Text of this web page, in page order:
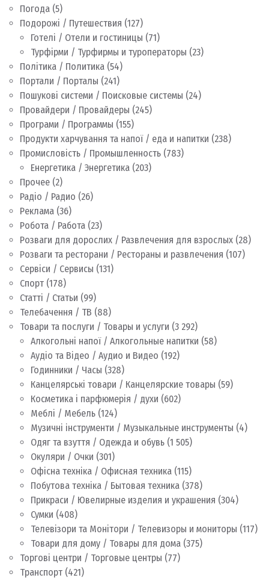
Погода (5)
Подорожі / Путешествия (127)
Готелі / Отели и гостиницы (71)
Турфірми / Турфирмы и туроператоры (23)
Політика / Политика (54)
Портали / Порталы (241)
Пошукові системи / Поисковые системы (24)
Провайдери / Провайдеры (245)
Програми / Программы (155)
Продукти харчування та напої / еда и напитки (238)
Промисловість / Промышленность (783)
Енергетика / Энергетика (203)
Прочее (2)
Радіо / Радио (26)
Реклама (36)
Робота / Работа (23)
Розваги для дорослих / Развлечения для взрослых (28)
Розваги та ресторани / Рестораны и развлечения (107)
Сервіси / Сервисы (131)
Спорт (178)
Статті / Статьи (99)
Телебачення / ТВ (88)
Товари та послуги / Товары и услуги (3 292)
Алкогольні напої / Алкогольные напитки (58)
Аудіо та Відео / Аудио и Видео (192)
Годинники / Часы (328)
Канцелярські товари / Канцелярские товары (59)
Косметика і парфюмерія / духи (602)
Меблі / Мебель (124)
Музичні інструменти / Музыкальные инструменты (4)
Одяг та взуття / Одежда и обувь (1 505)
Окуляри / Очки (301)
Офісна техніка / Офисная техника (115)
Побутова техніка / Бытовая техника (378)
Прикраси / Ювелирные изделия и украшения (304)
Сумки (408)
Телевізори та Монітори / Телевизоры и мониторы (117)
Товари для дому / Товары для дома (375)
Торгові центри / Торговые центры (77)
Транспорт (421)